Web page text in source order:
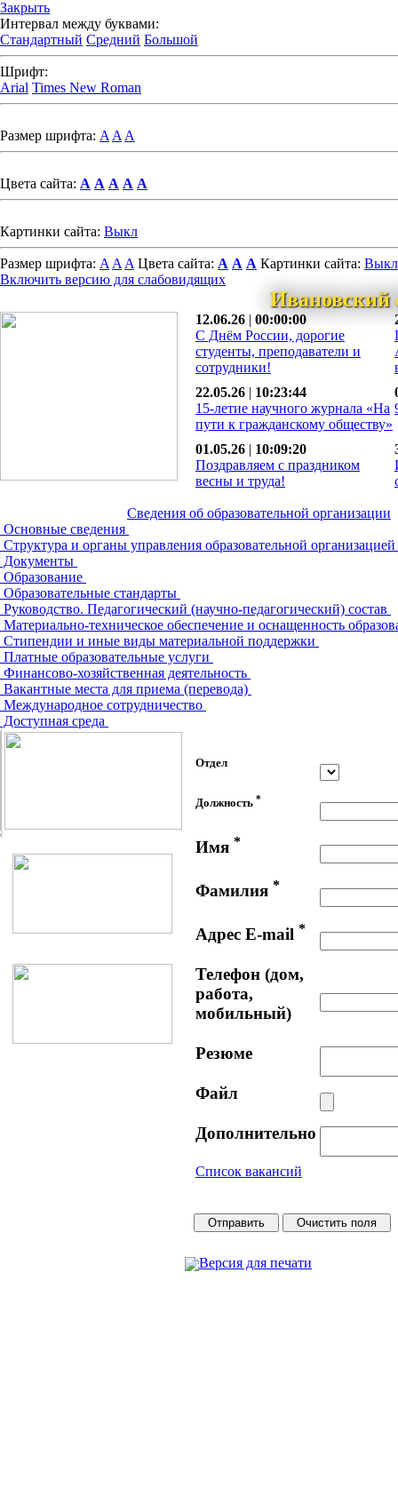
Закрыть
Интервал между буквами:
Стандартный Средний Большой
Шрифт:
Arial Times New Roman
Размер шрифта: A A A
Цвета сайта: A A A A A
Картинки сайта: Выкл
Размер шрифта: A A A Цвета сайта: A A A Картинки сайта: Выкл
Включить версию для слабовидящих
12.06.26 | 00:00:00
С Днём России, дорогие
студенты, преподаватели и
сотрудники!
22.05.26 | 10:23:44
15-летие научного журнала «На
пути к гражданскому обществу»
01.05.26 | 10:09:20
Поздравляем с праздником
весны и труда!
Сведения об образовательной организации
Основные сведения
Структура и органы управления образовательной организацией
Документы
Образование
Образовательные стандарты
Руководство. Педагогический (научно-педагогический) состав
Материально-техническое обеспечение и оснащенность
Стипендии и иные виды материальной поддержки
Платные образовательные услуги
Финансово-хозяйственная деятельность
Вакантные места для приема (перевода)
Международное сотрудничество
Доступная среда
Отдел
Должность *
Имя *
Фамилия *
Адрес E-mail *
Телефон (дом,
работа,
мобильный)
Резюме
Файл
Дополнительно
Список вакансий
Версия для печати